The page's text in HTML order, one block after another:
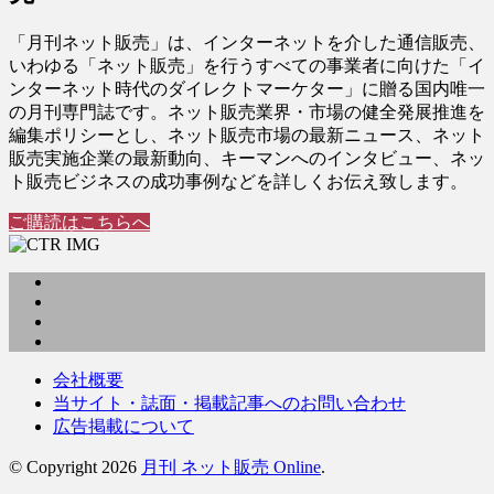
「月刊ネット販売」は、インターネットを介した通信販売、
いわゆる「ネット販売」を行うすべての事業者に向けた「イ
ンターネット時代のダイレクトマーケター」に贈る国内唯一
の月刊専門誌です。ネット販売業界・市場の健全発展推進を
編集ポリシーとし、ネット販売市場の最新ニュース、ネット
販売実施企業の最新動向、キーマンへのインタビュー、ネッ
ト販売ビジネスの成功事例などを詳しくお伝え致します。
ご購読はこちらへ
会社概要
当サイト・誌面・掲載記事へのお問い合わせ
広告掲載について
© Copyright 2026 月刊 ネット販売 Online.